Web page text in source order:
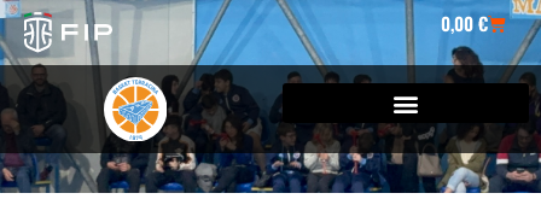
0,00€